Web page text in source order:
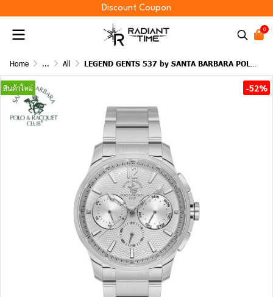
Discount Coupon
0
Home ... All LEGEND GENTS 537 by SANTA BARBARA POLO & RACQUET CLUB
สินค้าใหม่ -52%